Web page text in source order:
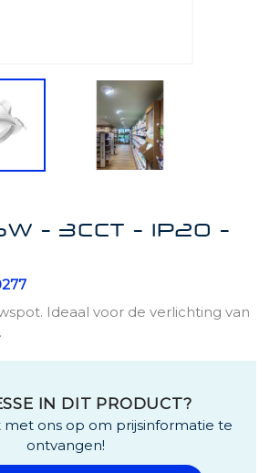
- 3CCT - IP20 -
Ideaal voor de verlichting van
IN DIT PRODUCT?
ons op om prijsinformatie te
ontvangen!